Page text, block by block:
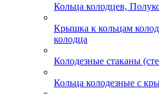
Кольца колодцев,
Крышка к кольцам
колодца
Колодезные стаканы
Кольца колодезные с